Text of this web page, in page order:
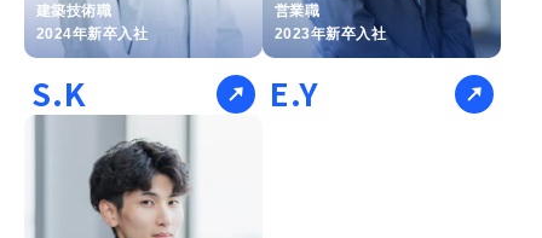
建築技術職
2024年新卒入社
S.K
営業職
2023年新卒入社
E.Y